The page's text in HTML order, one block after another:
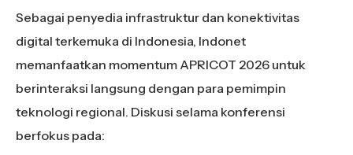
Sebagai penyedia infrastruktur dan konektivitas
digital terkemuka di Indonesia, Indonet
memanfaatkan momentum APRICOT 2026 untuk
berinteraksi langsung dengan para pemimpin
teknologi regional. Diskusi selama konferensi
berfokus pada: